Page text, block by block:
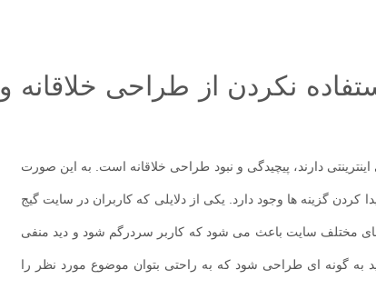
نکردن از طراحی خلاقانه و
دارند، پیچیدگی و نبود طراحی خلاقانه است. به این صورت
کردن گزینه ها وجود دارد. یکی از دلایلی که کاربران در سایت گیج
مختلف سایت باعث می شود که کاربر سردرگم شود و دید منفی
گونه ای طراحی شود که به راحتی بتوان موضوع مورد نظر را